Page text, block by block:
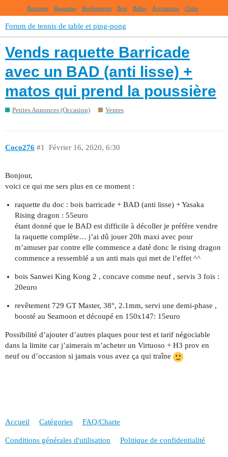
Boutique Raquettes Revêtements Bois Balles Accessoires Clubs
Forum de tennis de table et ping-pong
Vends raquette Barricade
avec un BAD (anti lisse) +
matos qui prend la poussière
Petites Annonces (Occasion) Ventes
Coco276 Février 16, 2020, 6:30
#1
Bonjour,
voici ce qui me sers plus en ce moment :
raquette du doc : bois barricade + BAD (anti lisse) + Yasaka
Rising dragon : 55euro
étant donné que le BAD est difficile à décoller je préfère vendre
la raquette complète… j’ai dû jouer 20h maxi avec pour
m’amuser par contre elle commence a daté donc le rising dragon
commence a ressemblé a un anti mais qui met de l’effet ^^
bois Sanwei King Kong 2 , concave comme neuf , servis 3 fois :
20euro
revêtement 729 GT Master, 38°, 2.1mm, servi une demi-phase ,
boosté au Seamoon et découpé en 150x147: 15euro
Possibilité d’ajouter d’autres plaques pour test et tarif négociable
dans la limite car j’aimerais m’acheter un Virtuoso + H3 prov en
neuf ou d’occasion si jamais vous avez ça qui traîne
Accueil Catégories FAQ/Charte
Conditions générales d'utilisation Politique de confidentialité